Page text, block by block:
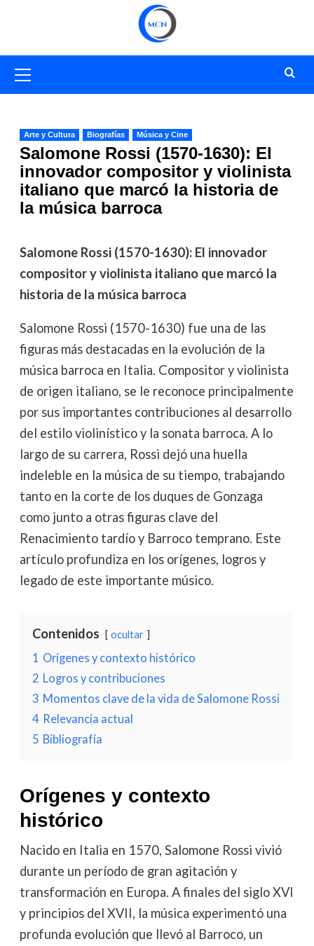
primario
Arte y Cultura Biografías Música y Cine
Salomone Rossi (1570-1630): El
innovador compositor y violinista
italiano que marcó la historia de
la música barroca
Salomone Rossi (1570-1630): El innovador
compositor y violinista italiano que marcó la
historia de la música barroca
Salomone Rossi (1570-1630) fue una de las
figuras más destacadas en la evolución de la
música barroca en Italia. Compositor y violinista
de origen italiano, se le reconoce principalmente
por sus importantes contribuciones al desarrollo
del estilo violinístico y la sonata barroca. A lo
largo de su carrera, Rossi dejó una huella
indeleble en la música de su tiempo, trabajando
tanto en la corte de los duques de Gonzaga
como junto a otras figuras clave del
Renacimiento tardío y Barroco temprano. Este
artículo profundiza en los orígenes, logros y
legado de este importante músico.
Contenidos ocultar
1 Orígenes y contexto histórico
2 Logros y contribuciones
3 Momentos clave de la vida de Salomone Rossi
4 Relevancia actual
5 Bibliografía
Orígenes y contexto
histórico
Nacido en Italia en 1570, Salomone Rossi vivió
durante un período de gran agitación y
transformación en Europa. A finales del siglo XVI
y principios del XVII, la música experimentó una
profunda evolución que llevó al Barroco, un